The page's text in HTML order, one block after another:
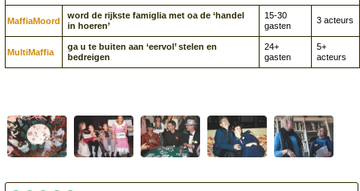
MaffiaMoord
word de rijkste famiglia met oa de ‘handel
in hoeren’
15-30
gasten
3 acteurs
MultiMaffia
ga u te buiten aan ‘eervol’ stelen en
bedreigen
24+
gasten
5+
acteurs